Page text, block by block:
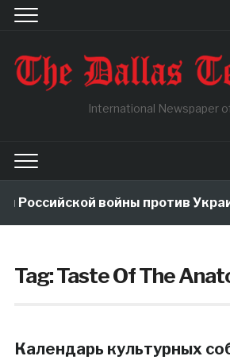
International Newspaper
Российской войны против
Tag:Taste Of The
Календарь культурных